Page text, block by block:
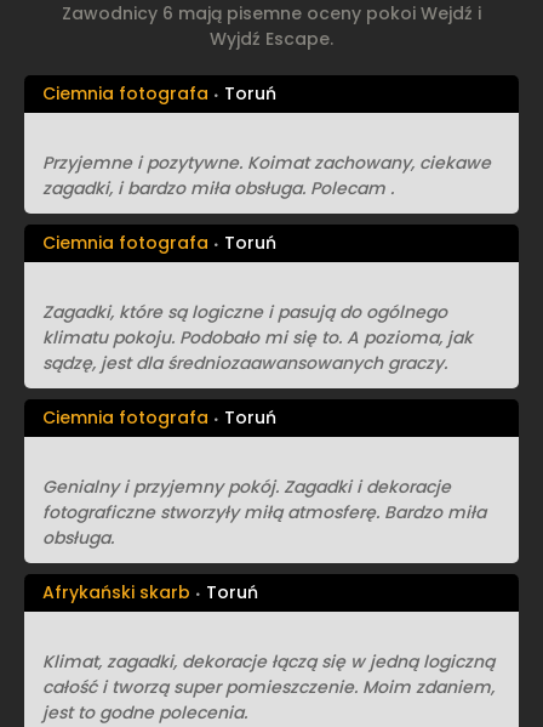
Zawodnicy 6 mają pisemne oceny pokoi Wejdź i
Wyjdź Escape.
Ciemnia fotografa Toruń
Przyjemne i pozytywne. Koimat zachowany, ciekawe
zagadki, i bardzo miła obsługa. Polecam .
Ciemnia fotografa Toruń
Zagadki, które są logiczne i pasują do ogólnego
klimatu pokoju. Podobało mi się to. A pozioma, jak
sądzę, jest dla średniozaawansowanych graczy.
Ciemnia fotografa Toruń
Genialny i przyjemny pokój. Zagadki i dekoracje
fotograficzne stworzyły miłą atmosferę. Bardzo miła
obsługa.
Afrykański skarb Toruń
Klimat, zagadki, dekoracje łączą się w jedną logiczną
całość i tworzą super pomieszczenie. Moim zdaniem,
jest to godne polecenia.